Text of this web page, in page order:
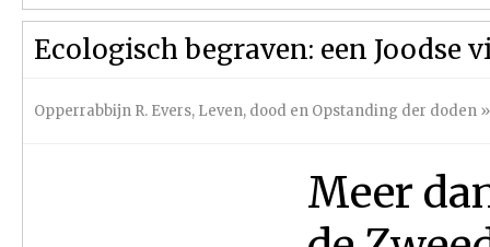
Ecologisch begraven: een Joodse
Opperrabbijn R. Evers, Leven, dood en Opstanding der doden »
Meer